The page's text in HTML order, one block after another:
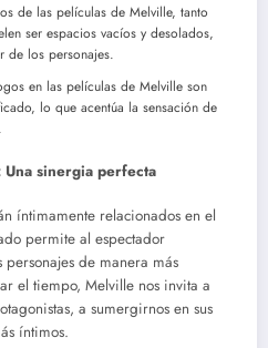
de las películas de Melville, tanto
ser espacios vacíos y desolados,
de los personajes.
en las películas de Melville son
lo que acentúa la sensación de
Una sinergia perfecta
íntimamente relacionados en el
permite al espectador
de manera más
el tiempo, Melville nos invita a
a sumergirnos en sus
íntimos.